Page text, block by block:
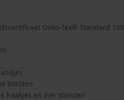
Oeko-Tex® Standard 100
borsten
haakjes en vier standen